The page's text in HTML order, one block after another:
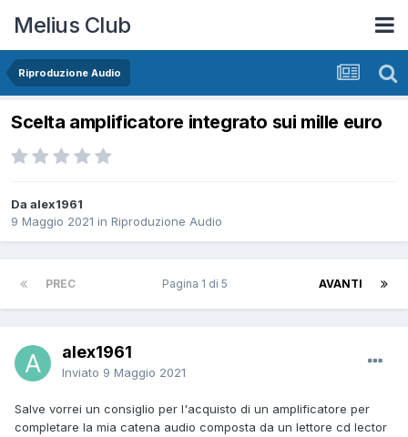
Melius Club
Riproduzione Audio
Scelta amplificatore integrato sui mille euro
Da alex1961
9 Maggio 2021 in Riproduzione Audio
PREC AVANTI
Pagina 1 di 5
alex1961
Inviato 9 Maggio 2021
Salve vorrei un consiglio per l'acquisto di un amplificatore per
completare la mia catena audio composta da un lettore cd lector